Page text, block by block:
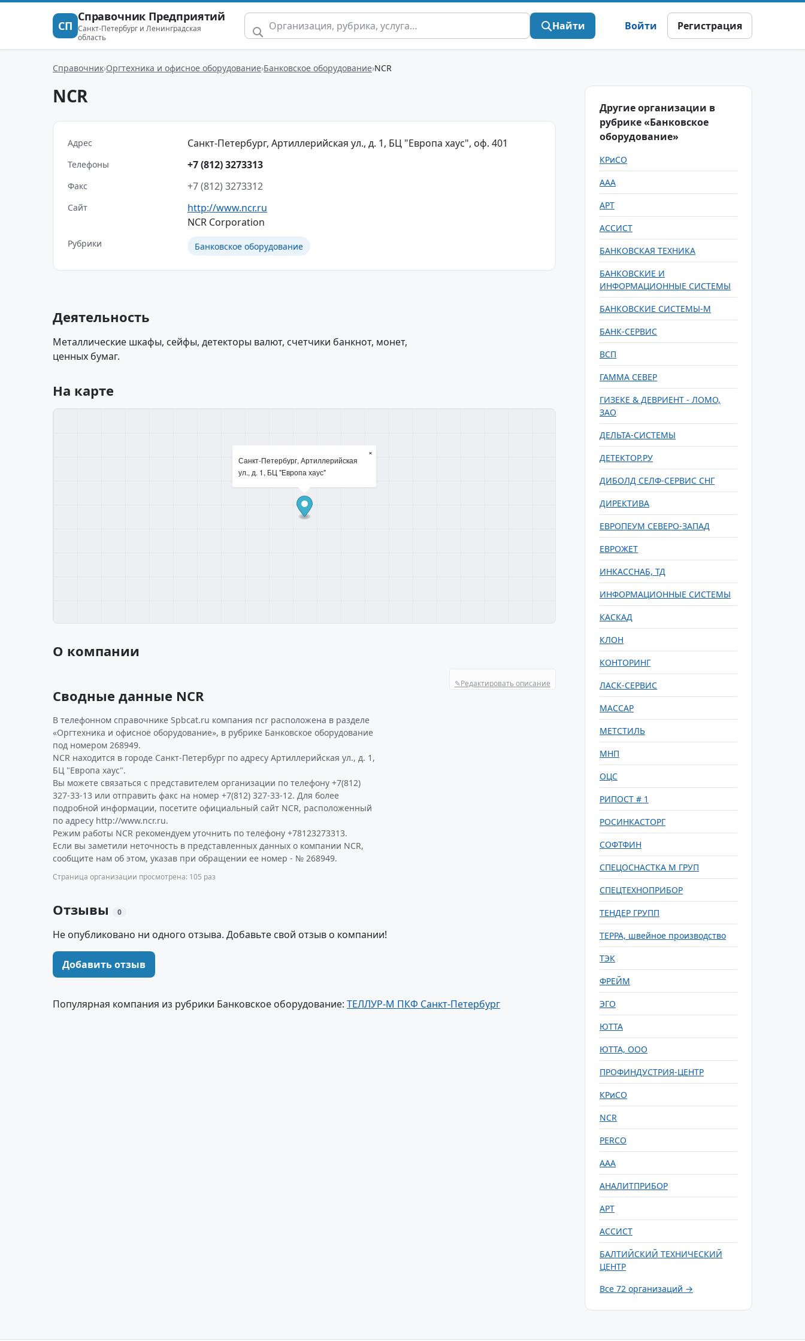
СП
Справочник Предприятий
Санкт-Петербург и Ленинградская
область
Найти Войти Регистрация
Справочник Оргтехника и офисное оборудование Банковское оборудование NCR
NCR
Адрес Санкт-Петербург, Артиллерийская ул., д. 1, БЦ "Европа хаус", оф. 401
Телефоны +7 (812) 3273313
Факс +7 (812) 3273312
Сайт
http://www.ncr.ru
NCR Corporation
Рубрики Банковское оборудование
Деятельность
Металлические шкафы, сейфы, детекторы валют, счетчики банкнот, монет,
ценных бумаг.
На карте
Санкт-Петербург, Артиллерийская
ул., д. 1, БЦ "Европа хаус"
×
О компании
✎Редактировать описание
Сводные данные NCR
В телефонном справочнике Spbcat.ru компания ncr расположена в разделе
«Оргтехника и офисное оборудование», в рубрике Банковское оборудование
под номером 268949.
NCR находится в городе Санкт-Петербург по адресу Артиллерийская ул., д. 1,
БЦ "Европа хаус".
Вы можете связаться с представителем организации по телефону +7(812)
327-33-13 или отправить факс на номер +7(812) 327-33-12. Для более
подробной информации, посетите официальный сайт NCR, расположенный
по адресу http://www.ncr.ru.
Режим работы NCR рекомендуем уточнить по телефону +78123273313.
Если вы заметили неточность в представленных данных о компании NCR,
сообщите нам об этом, указав при обращении ее номер - № 268949.
Страница организации просмотрена: 105 раз
Отзывы 0
Не опубликовано ни одного отзыва. Добавьте свой отзыв о компании!
Добавить отзыв
Популярная компания из рубрики Банковское оборудование: ТЕЛЛУР-М ПКФ Санкт-Петербург
Другие организации в
рубрике «Банковское
оборудование»
КРиСО
ААА
АРТ
АССИСТ
БАНКОВСКАЯ ТЕХНИКА
БАНКОВСКИЕ И
ИНФОРМАЦИОННЫЕ СИСТЕМЫ
БАНКОВСКИЕ СИСТЕМЫ-М
БАНК-СЕРВИС
ВСП
ГАММА СЕВЕР
ГИЗЕКЕ & ДЕВРИЕНТ - ЛОМО,
ЗАО
ДЕЛЬТА-СИСТЕМЫ
ДЕТЕКТОР.РУ
ДИБОЛД СЕЛФ-СЕРВИС СНГ
ДИРЕКТИВА
ЕВРОПЕУМ СЕВЕРО-ЗАПАД
ЕВРОЖЕТ
ИНКАССНАБ, ТД
ИНФОРМАЦИОННЫЕ СИСТЕМЫ
КАСКАД
КЛОН
КОНТОРИНГ
ЛАСК-СЕРВИС
МАССАР
МЕТСТИЛЬ
МНП
ОЦС
РИПОСТ # 1
РОСИНКАСТОРГ
СОФТФИН
СПЕЦОСНАСТКА М ГРУП
СПЕЦТЕХНОПРИБОР
ТЕНДЕР ГРУПП
ТЕРРА, швейное производство
ТЭК
ФРЕЙМ
ЭГО
ЮТТА
ЮТТА, ООО
ПРОФИНДУСТРИЯ-ЦЕНТР
КРиСО
NCR
PERCO
ААА
АНАЛИТПРИБОР
АРТ
АССИСТ
БАЛТИЙСКИЙ ТЕХНИЧЕСКИЙ
ЦЕНТР
Все 72 организаций →